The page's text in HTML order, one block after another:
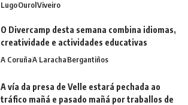
LugoOurolViveiro
O Divercamp desta semana combina idiomas,
creatividade e actividades educativas
A CoruñaA LarachaBergantiños
A vía da presa de Velle estará pechada ao
tráfico mañá e pasado mañá por traballos de